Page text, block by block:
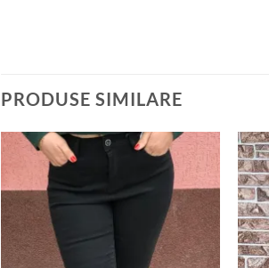
PRODUSE SIMILARE
Adauga
la
favorite